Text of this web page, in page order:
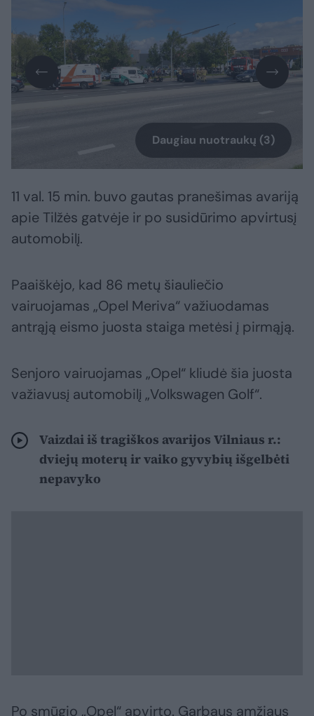
Daugiau nuotraukų (3)
11 val. 15 min. buvo gautas pranešimas avariją
apie Tilžės gatvėje ir po susidūrimo apvirtusį
automobilį.
Paaiškėjo, kad 86 metų šiauliečio
vairuojamas „Opel Meriva“ važiuodamas
antrąją eismo juosta staiga metėsi į pirmąją.
Senjoro vairuojamas „Opel“ kliudė šia juosta
važiavusį automobilį „Volkswagen Golf“.
Vaizdai iš tragiškos avarijos Vilniaus r.:
dviejų moterų ir vaiko gyvybių išgelbėti
nepavyko
Po smūgio „Opel“ apvirto. Garbaus amžiaus